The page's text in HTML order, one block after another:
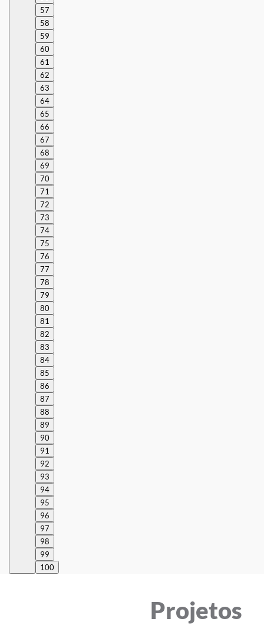
57
58
59
60
61
62
63
64
65
66
67
68
69
70
71
72
73
74
75
76
77
78
79
80
81
82
83
84
85
86
87
88
89
90
91
92
93
94
95
96
97
98
99
100
Projetos